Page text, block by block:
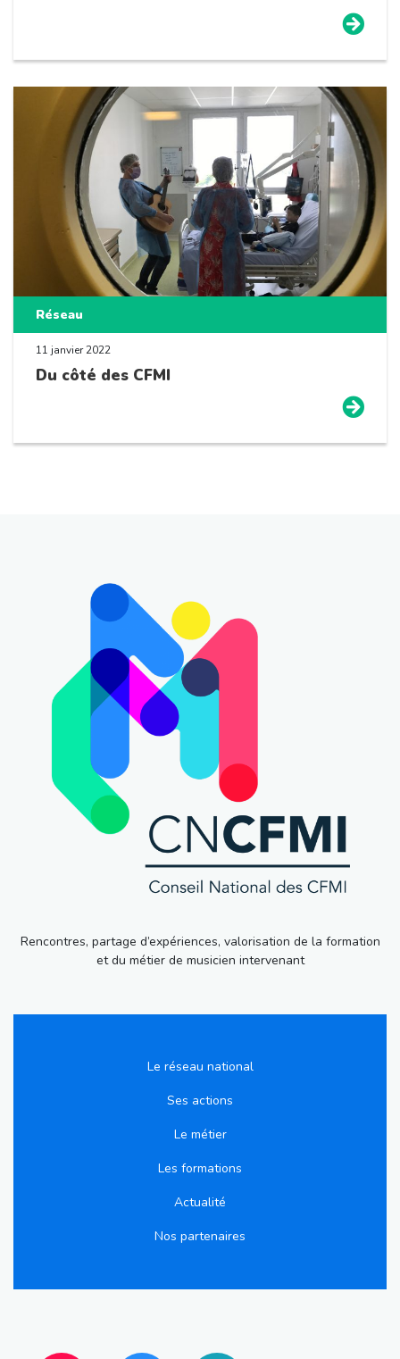
Réseau
11 janvier 2022
Du côté des CFMI
Rencontres, partage d’expériences, valorisation de la formation
et du métier de musicien intervenant
Le réseau national
Ses actions
Le métier
Les formations
Actualité
Nos partenaires